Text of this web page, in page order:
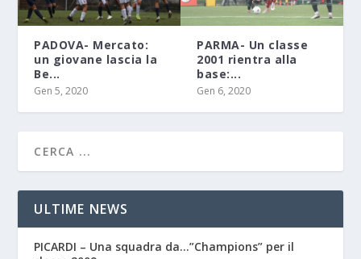
PADOVA- Mercato:
un giovane lascia la
Be...
Gen 5, 2020
PARMA- Un classe
2001 rientra alla
base:...
Gen 6, 2020
ULTIME NEWS
PICARDI – Una squadra da…”Champions” per il